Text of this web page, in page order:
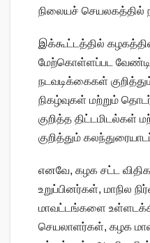
நிலையச் செயலகத்தில்
இக்கூட்டத்தில்
மேற்கொள்ளப்பட
நடவடிக்கைகள்
நிகழ்வுகள் மற்றும்
குறித்த
குறித்தும்
எனவே, கழக சட்ட
உறுப்பினர்கள், மாநில
மாவட்டங்களை
செயலாளர்கள், கழக